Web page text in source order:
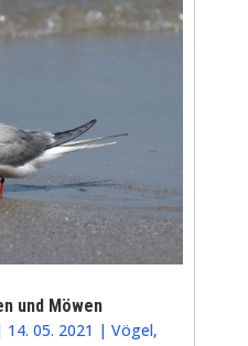
und Möwen
14. 05. 2021 |Vögel,